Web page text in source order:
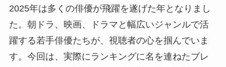
2025年は多くの俳優が飛躍を遂げた年となりまし
た。朝ドラ、映画、ドラマと幅広いジャンルで活
躍する若手俳優たちが、視聴者の心を掴んでいま
す。今回は、実際にランキングに名を連ねたブレ